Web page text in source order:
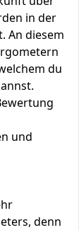
in der
An diesem
du
und
denn